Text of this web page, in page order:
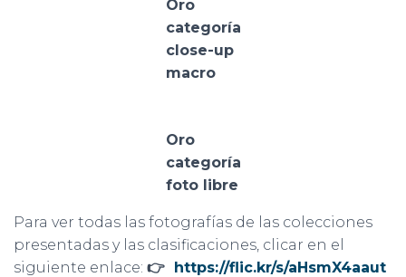
Oro
categoría
close-up
macro
Oro
categoría
foto libre
Para ver todas las fotografías de las colecciones
presentadas y las clasificaciones, clicar en el
siguiente enlace: 👉 https://flic.kr/s/aHsmX4aaut